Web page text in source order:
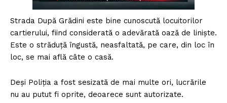
Strada După Grădini este bine cunoscută locuitorilor
cartierului, fiind considerată o adevărată oază de liniște.
Este o străduță îngustă, neasfaltată, pe care, din loc în
loc, se mai află câte o casă.
Deși Poliția a fost sesizată de mai multe ori, lucrările
nu au putut fi oprite, deoarece sunt autorizate.